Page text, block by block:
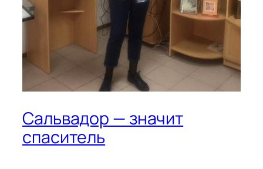
Сальвадор — значит
спаситель